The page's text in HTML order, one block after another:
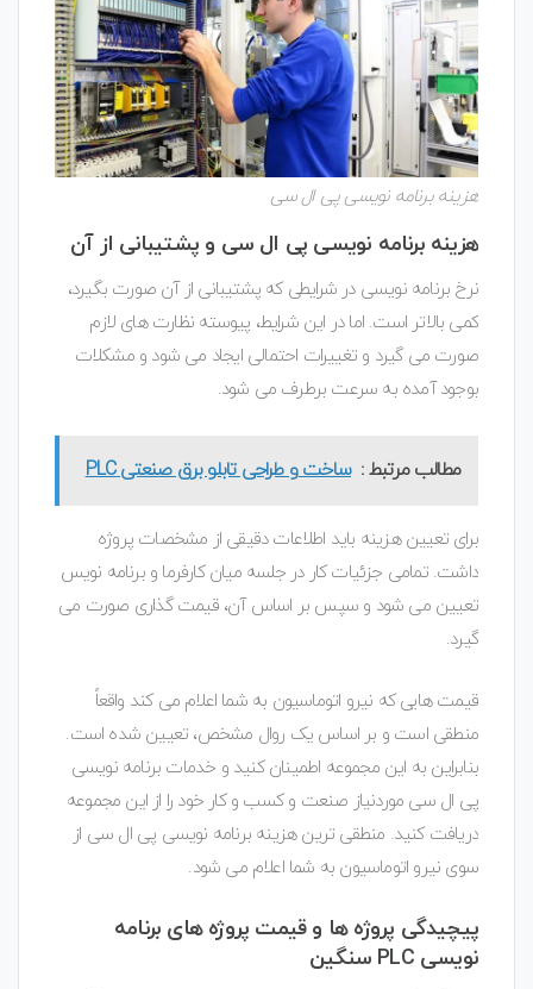
هزینه برنامه نویسی پی ال سی
هزینه برنامه نویسی پی ال سی و پشتیبانی از آن
نرخ برنامه نویسی در شرایطی که پشتیبانی از آن صورت بگیرد،
کمی بالاتر است. اما در این شرایط، پیوسته نظارت های لازم
صورت می گیرد و تغییرات احتمالی ایجاد می شود و مشکلات
بوجود آمده به سرعت برطرف می شود.
مطالب مرتبط : ساخت و طراحی تابلو برق صنعتی PLC
برای تعیین هزینه باید اطلاعات دقیقی از مشخصات پروژه
داشت. تمامی جزئیات کار در جلسه میان کارفرما و برنامه نویس
تعیین می شود و سپس بر اساس آن، قیمت گذاری صورت می
گیرد.
قیمت هایی که نیرو اتوماسیون به شما اعلام می کند واقعاً
منطقی است و بر اساس یک روال مشخص، تعیین شده است.
بنابراین به این مجموعه اطمینان کنید و خدمات برنامه نویسی
پی ال سی موردنیاز صنعت و کسب و کار خود را از این مجموعه
دریافت کنید. منطقی ترین هزینه برنامه نویسی پی ال سی از
سوی نیرو اتوماسیون به شما اعلام می شود.
پیچیدگی پروژه ها و قیمت پروژه های برنامه
نویسی PLC سنگین